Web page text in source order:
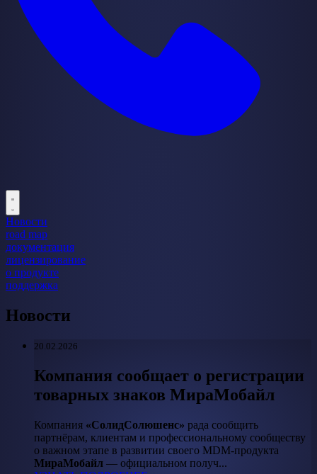
Новости
road map
документация
лицензирование
о продукте
поддержка
Новости
20.02.2026
Компания сообщает о регистрации
товарных знаков МираМобайл
Компания «СолидСолюшенс» рада сообщить
партнёрам, клиентам и профессиональному сообществу
о важном этапе в развитии своего MDM-продукта
МираМобайл — официальном получ...